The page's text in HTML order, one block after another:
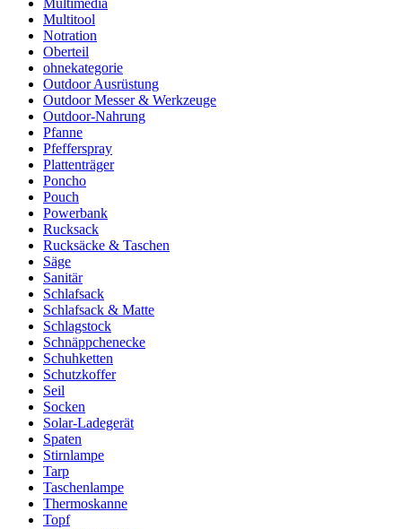
Multimedia
Multitool
Notration
Oberteil
ohnekategorie
Outdoor Ausrüstung
Outdoor Messer & Werkzeuge
Outdoor-Nahrung
Pfanne
Pfefferspray
Plattenträger
Poncho
Pouch
Powerbank
Rucksack
Rucksäcke & Taschen
Säge
Sanitär
Schlafsack
Schlafsack & Matte
Schlagstock
Schnäppchenecke
Schuhketten
Schutzkoffer
Seil
Socken
Solar-Ladegerät
Spaten
Stirnlampe
Tarp
Taschenlampe
Thermoskanne
Topf